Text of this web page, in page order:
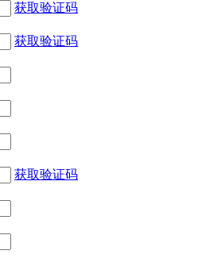
获取验证码
获取验证码
获取验证码